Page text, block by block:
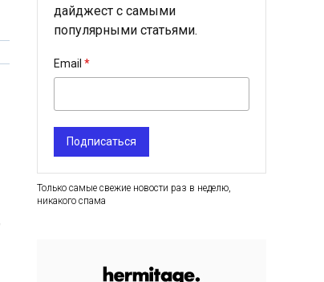
дайджест с самыми
популярными статьями.
Email
Подписаться
Только самые свежие новости раз в неделю,
никакого спама